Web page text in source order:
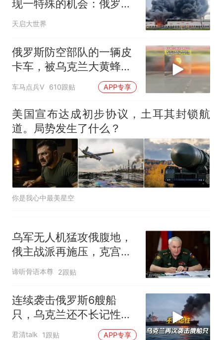
核查
全部作废，公平么？
现一特殊的机会：俄罗斯
有可能“自爆”？
天启大世界
俄罗斯防空部队的一辆皮
卡车，被乌克兰大黄蜂无
人机锁定炸毁
车马点兵V 610跟贴 APP专享
美国宣布达成初步协议，土耳其封锁航
道。局势发生了什么？
你是我心中最美星空
乌军无人机猛攻俄腹地，
俄主战派再施压，克宫仍
拒绝全面动员
谛听骨语本尊 2跟贴
连续袭击俄罗斯6艘船
只，乌克兰还不长记性，
俄将发动更猛烈报复
君清talk 1跟贴 APP专享